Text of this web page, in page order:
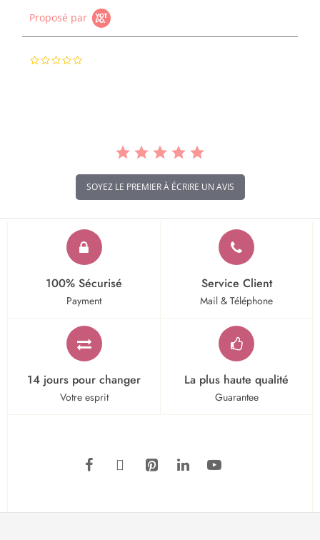
Proposé par
SOYEZ LE PREMIER À ÉCRIRE UN AVIS
100% Sécurisé
Payment
Service Client
Mail & Téléphone
14 jours pour changer
Votre esprit
La plus haute qualité
Guarantee